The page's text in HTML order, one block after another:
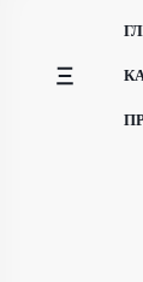
содержимому